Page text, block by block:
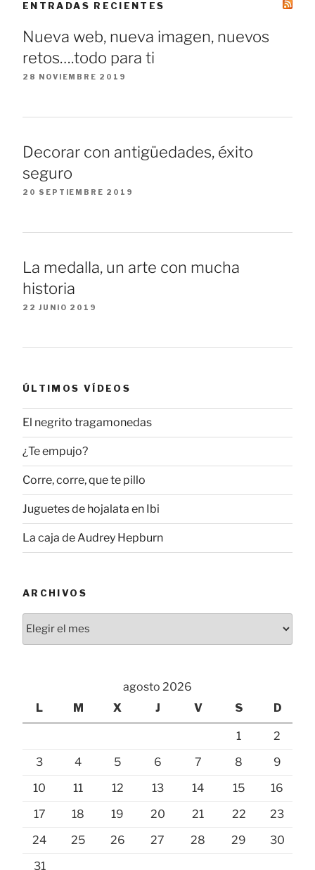
ENTRADAS RECIENTES
Nueva web, nueva imagen, nuevos
retos….todo para ti
28 NOVIEMBRE 2019
Decorar con antigüedades, éxito
seguro
20 SEPTIEMBRE 2019
La medalla, un arte con mucha
historia
22 JUNIO 2019
ÚLTIMOS VÍDEOS
El negrito tragamonedas
¿Te empujo?
Corre, corre, que te pillo
Juguetes de hojalata en Ibi
La caja de Audrey Hepburn
ARCHIVOS
agosto 2026
L
M X J V S D
1
2
3
4 5 6 7 8
9
10
11 12 13 14 15
16
17
18 19 20 21 22
23
24
25 26 27 28 29
30
31